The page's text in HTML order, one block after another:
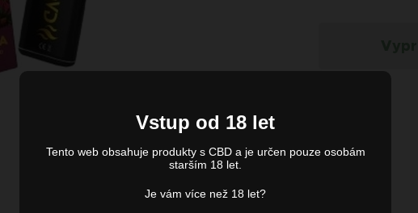
Vstup od 18 let
Tento web obsahuje produkty s CBD a je určen pouze osobám
starším 18 let.
Je vám více než 18 let?